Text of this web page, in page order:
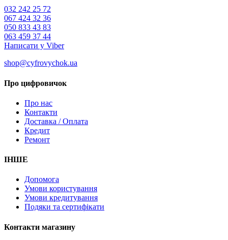
032 242 25 72
067 424 32 36
050 833 43 83
063 459 37 44
Написати у Viber
shop@cyfrovychok.ua
Про цифровичок
Про нас
Контакти
Доставка / Оплата
Кредит
Ремонт
ІНШЕ
Допомога
Умови користування
Умови кредитування
Подяки та сертифікати
Контакти магазину